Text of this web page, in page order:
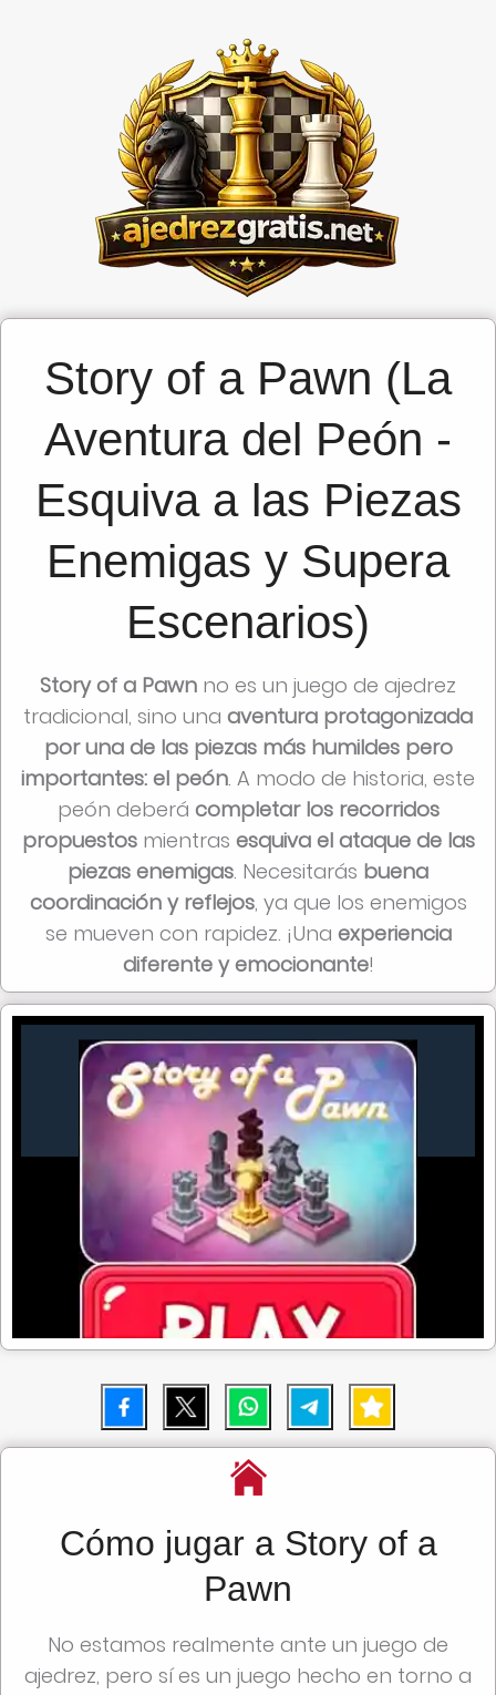
Story of a Pawn (La
Aventura del Peón -
Esquiva a las Piezas
Enemigas y Supera
Escenarios)
Story of a Pawn no es un juego de ajedrez
tradicional, sino una aventura protagonizada
por una de las piezas más humildes pero
importantes: el peón. A modo de historia, este
peón deberá completar los recorridos
propuestosmientras esquiva el ataque de las
piezas enemigas. Necesitarás buena
coordinación y reflejos, ya que los enemigos
se mueven con rapidez. ¡Una experiencia
diferente y emocionante!
Cómo jugar a Story of a
Pawn
No estamos realmente ante un juego de
ajedrez, pero sí es un juego hecho en torno a